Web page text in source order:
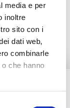
media e per
inoltre
sito con i
dati web,
combinarle
che hanno